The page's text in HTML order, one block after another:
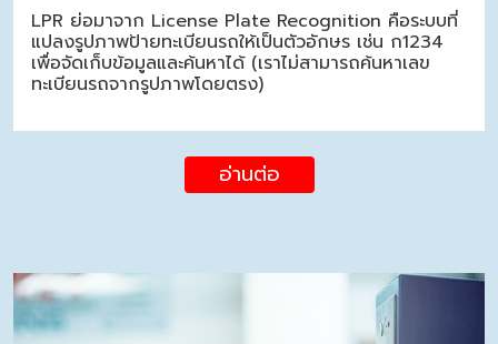
LPR ย่อมาจาก License Plate Recognition คือระบบที่
แปลงรูปภาพป้ายทะเบียนรถให้เป็นตัวอักษร เช่น ก1234
เพื่อจัดเก็บข้อมูลและค้นหาได้ (เราไม่สามารถค้นหาเลข
ทะเบียนรถจากรูปภาพโดยตรง)
อ่านต่อ